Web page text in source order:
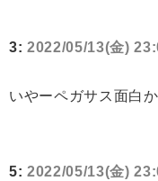
3: 2022/05/13(金)
いやーペガサス面白
5: 2022/05/13(金)